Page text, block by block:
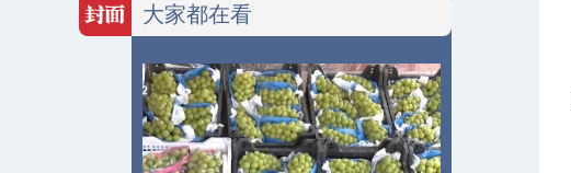
大家都在看